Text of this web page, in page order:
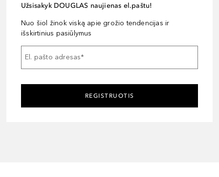
Užsisakyk DOUGLAS naujienas el.paštu!
Nuo šiol žinok viską apie grožio tendencijas ir
išskirtinius pasiūlymus
El. pašto adresas*
REGISTRUOTIS